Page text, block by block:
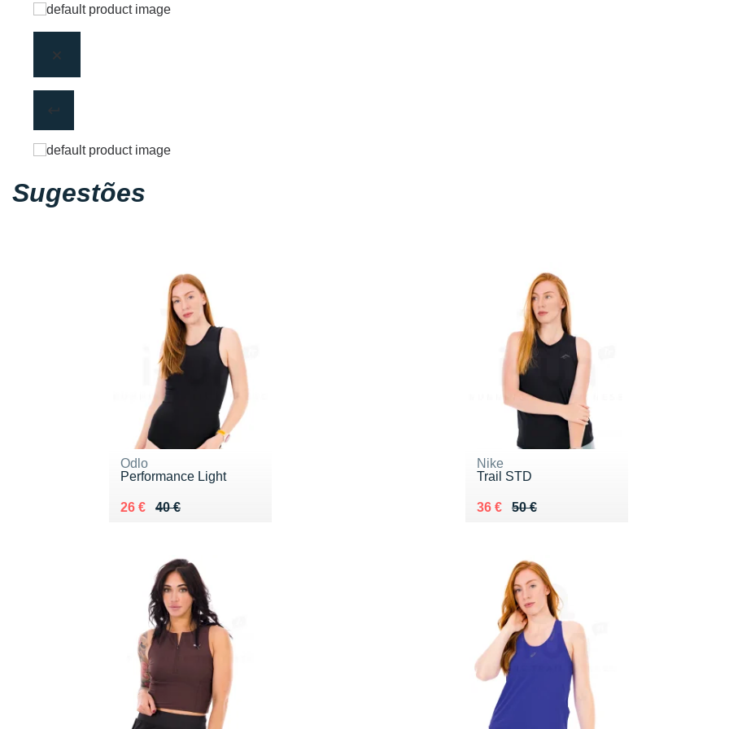
Sugestões
Odlo
Performance Light
40 €
Au lieu de 40 €
26 €
Vendu 26 €
Nike
Trail STD
50 €
Au lieu de 50 €
36 €
Vendu 36 €